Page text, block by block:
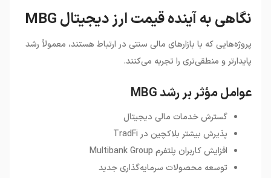
نگاهی به آینده قیمت ارز دیجیتال MBG
پروژه‌هایی که با بازارهای مالی سنتی در ارتباط هستند، معمولاً رشد
پایدارتر و منطقی‌تری را تجربه می‌کنند.
عوامل مؤثر بر رشد MBG
گسترش خدمات مالی دیجیتال
پذیرش بیشتر بلاکچین در TradFi
افزایش کاربران پلتفرم Multibank Group
توسعه محصولات سرمایه‌گذاری جدید